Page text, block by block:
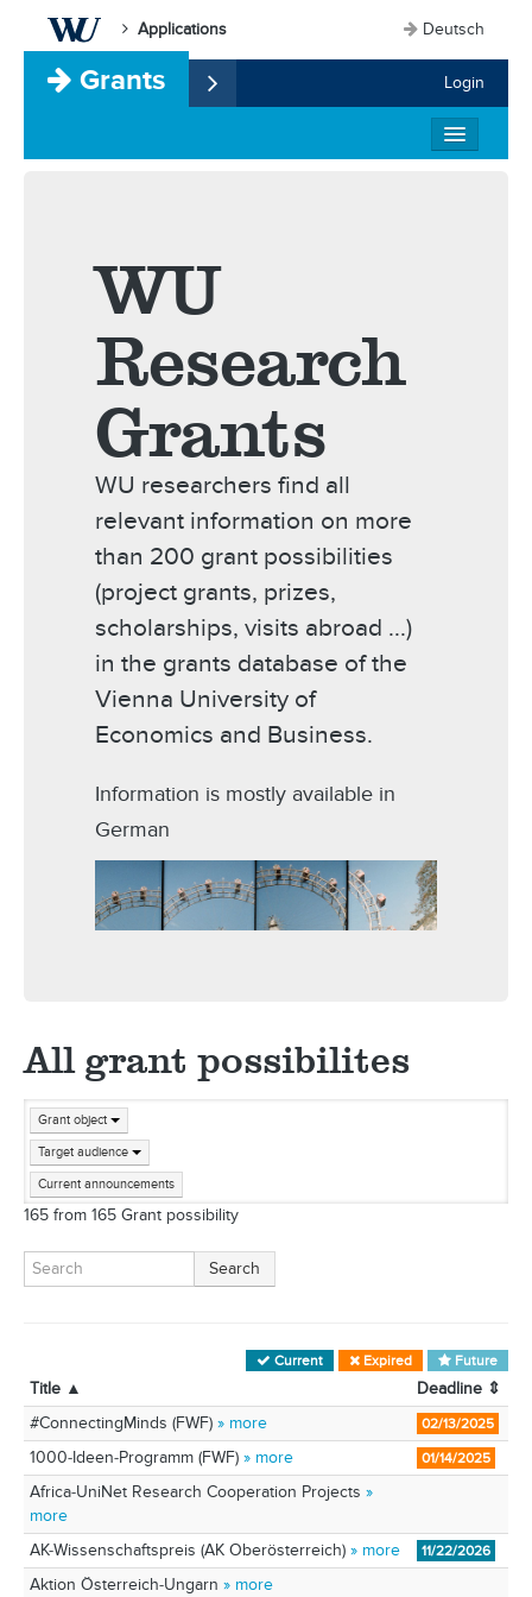
Applications Deutsch
Grants Login
WU
Research
Grants
WU researchers find all
relevant information on more
than 200 grant possibilities
(project grants, prizes,
scholarships, visits abroad ...)
in the grants database of the
Vienna University of
Economics and Business.
Information is mostly available in
German
All grant possibilites
Grant object
Target audience
Current announcements
165 from 165 Grant possibility
Search
Current Expired Future
Title ▲ Deadline ⇕
#ConnectingMinds (FWF) » more 02/13/2025
1000-Ideen-Programm (FWF) » more 01/14/2025
Africa-UniNet Research Cooperation Projects »
more
AK-Wissenschaftspreis (AK Oberösterreich) » more 11/22/2026
Aktion Österreich-Ungarn » more